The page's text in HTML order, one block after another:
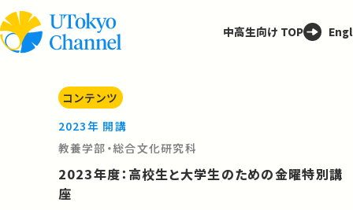
中高生向け TOP
コンテンツ
2023年 開講
教養学部・総合文化研究科
2023年度：高校生と大学生のための金曜特別講
座